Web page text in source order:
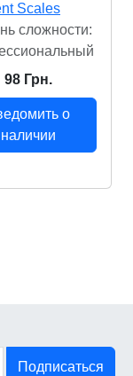
Scales
сложности:
98 Грн.
о
наличии
Подписаться